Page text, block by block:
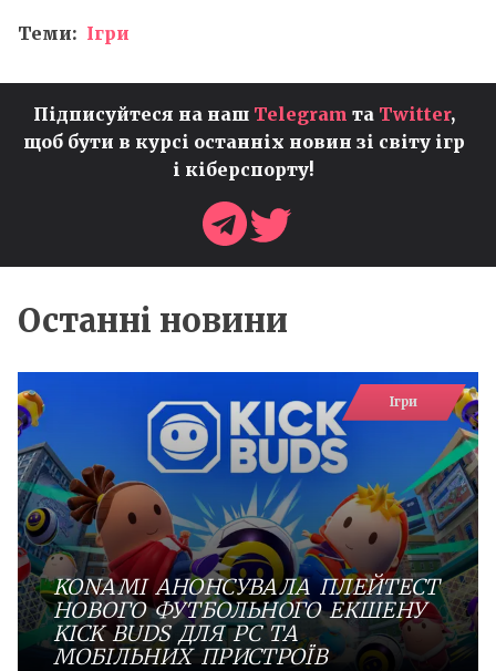
Теми: Ігри
Підписуйтеся на наш Telegram та Twitter,
щоб бути в курсі останніх новин зі світу ігр
і кіберспорту!
Останні новини
Ігри
KONAMI АНОНСУВАЛА ПЛЕЙТЕСТ
НОВОГО ФУТБОЛЬНОГО ЕКШЕНУ
KICK BUDS ДЛЯ PC ТА
МОБІЛЬНИХ ПРИСТРОЇВ